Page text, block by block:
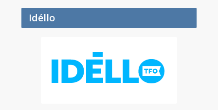
Idéllo